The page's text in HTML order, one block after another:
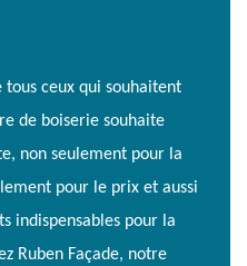
tous ceux qui souhaitent
de boiserie souhaite
non seulement pour la
pour le prix et aussi
indispensables pour la
Ruben Façade, notre